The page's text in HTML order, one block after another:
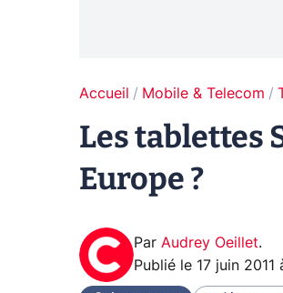
Accueil Mobile & Telecom
Les tablettes
Europe ?
Par Audrey Oeillet.
Publié le 17 juin 2011